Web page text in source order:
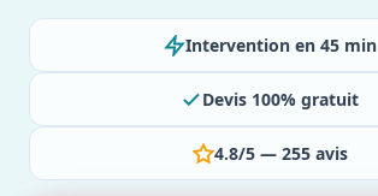
Intervention en 45 min
Devis 100% gratuit
4.8/5 — 255 avis